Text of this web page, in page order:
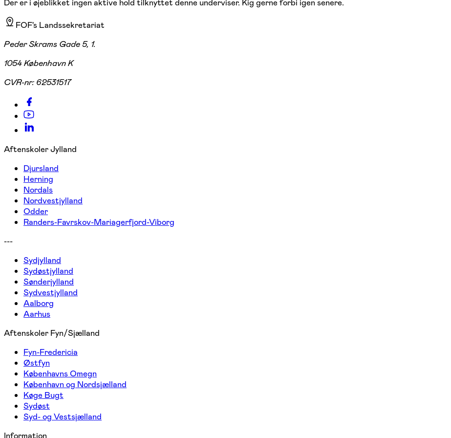
Der er i øjeblikket ingen aktive hold tilknyttet denne underviser. Kig gerne forbi igen senere.
FOF's Landssekretariat
Peder Skrams Gade 5, 1.
1054 København K
CVR-nr: 62531517
Aftenskoler Jylland
Djursland
Herning
Nordals
Nordvestjylland
Odder
Randers-Favrskov-Mariagerfjord-Viborg
---
Sydjylland
Sydøstjylland
Sønderjylland
Sydvestjylland
Aalborg
Aarhus
Aftenskoler Fyn/Sjælland
Fyn-Fredericia
Østfyn
Københavns Omegn
København og Nordsjælland
Køge Bugt
Sydøst
Syd- og Vestsjælland
Information